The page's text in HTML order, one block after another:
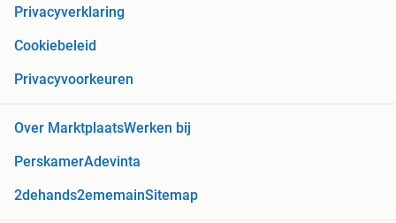
Privacyverklaring
Cookiebeleid
Privacyvoorkeuren
Over MarktplaatsWerken bij
PerskamerAdevinta
2dehands2ememainSitemap